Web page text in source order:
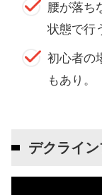
腰が落ち
状態で行
初心者の
もあり。
デクライ